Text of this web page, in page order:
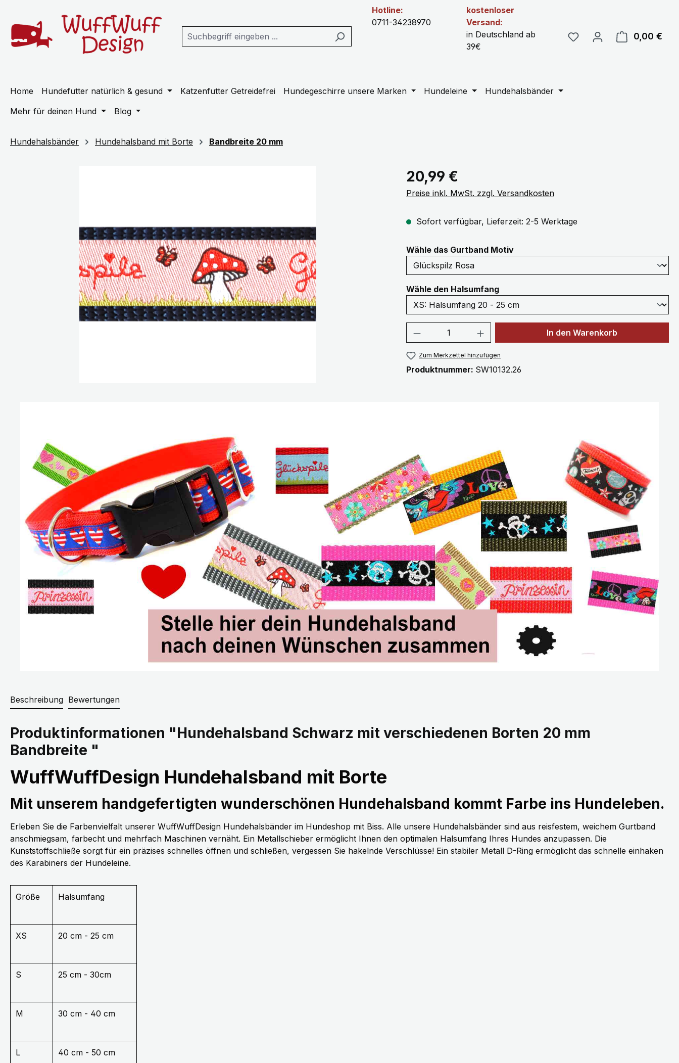
Hotline:
0711-34238970
kostenloser
Versand:
in Deutschland ab
39€
0,00 €
Home Hundefutter natürlich & gesund Katzenfutter Getreidefrei Hundegeschirre unsere Marken Hundeleine
Hundehalsbänder
Mehr für deinen Hund
Blog
Hundehalsbänder Hundehalsband mit Borte Bandbreite 20 mm
Regulärer Preis:
20,99 €
Preise inkl. MwSt. zzgl. Versandkosten
Sofort verfügbar, Lieferzeit: 2-5 Werktage
Wähle das Gurtband Motivauswählen
Wähle den Halsumfangauswählen
Produkt Anzahl: Gib den gewünschten Wert
In den Warenkorb
Zum Merkzettel hinzufügen
Produktnummer: SW10132.26
Beschreibung Bewertungen
Produktinformationen "Hundehalsband Schwarz mit verschiedenen Borten 20 mm
Bandbreite "
WuffWuffDesign Hundehalsband mit Borte
Mit unserem handgefertigten wunderschönen Hundehalsband kommt Farbe ins Hundeleben.
Erleben Sie die Farbenvielfalt unserer WuffWuffDesign Hundehalsbänder im Hundeshop mit Biss. Alle unsere Hundehalsbänder sind aus reisfestem, weichem Gurtband
anschmiegsam, farbecht und mehrfach Maschinen vernäht. Ein Metallschieber ermöglicht Ihnen den optimalen Halsumfang Ihres Hundes anzupassen. Die
Kunststoffschließe sorgt für ein präzises schnelles öffnen und schließen, vergessen Sie hakelnde Verschlüsse! Ein stabiler Metall D-Ring ermöglicht das schnelle einhaken
des Karabiners der Hundeleine.
Größe Halsumfang
XS 20 cm - 25 cm
S 25 cm - 30cm
M 30 cm - 40 cm
L 40 cm - 50 cm